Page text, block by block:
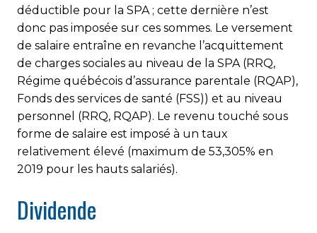
déductible pour la SPA ; cette dernière n’est
donc pas imposée sur ces sommes. Le versement
de salaire entraîne en revanche l’acquittement
de charges sociales au niveau de la SPA (RRQ,
Régime québécois d’assurance parentale (RQAP),
Fonds des services de santé (FSS)) et au niveau
personnel (RRQ, RQAP). Le revenu touché sous
forme de salaire est imposé à un taux
relativement élevé (maximum de 53,305% en
2019 pour les hauts salariés).
Dividende